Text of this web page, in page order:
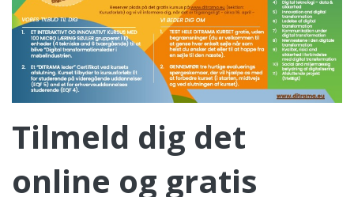
Tilmeld dig det
online og gratis